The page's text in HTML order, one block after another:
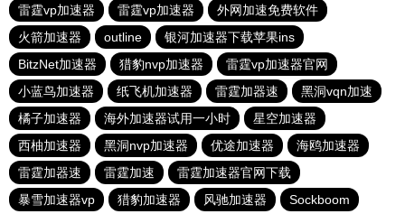
雷霆vp加速器
雷霆vp加速器
外网加速免费软件
火箭加速器
outline
银河加速器下载苹果ins
BitzNet加速器
猎豹nvp加速器
雷霆vp加速器官网
小蓝鸟加速器
纸飞机加速器 雷霆加器速
黑洞vqn加速
橘子加速器
海外加速器试用一小时
星空加速器
西柚加速器
黑洞nvp加速器 优途加速器
海鸥加速器
雷霆加器速
雷霆加速
雷霆加速器官网下载
暴雪加速器vp
猎豹加速器 风驰加速器 Sockboom